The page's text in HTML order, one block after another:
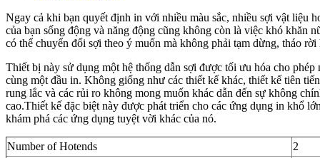
Ngay cả khi bạn quyết định in với nhiều màu sắc, nhiều sợi vật liệu
của bạn sống động và năng động cũng không còn là việc khó khăn
có thể chuyển đổi sợi theo ý muốn mà không phải tạm dừng, tháo rời
Thiết bị này sử dụng một hệ thống dẫn sợi được tối ưu hóa cho
cùng một đầu in. Không giống như các thiết kế khác, thiết kế tiên
rung lắc và các rủi ro không mong muốn khác dẫn đến sự không
cao.Thiết kế đặc biệt này được phát triển cho các ứng dụng in khổ
khám phá các ứng dụng tuyệt vời khác của nó.
Number of Hotends
2